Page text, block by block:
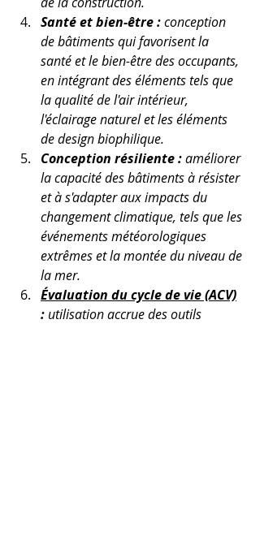
Santé et bien-être : conception
de bâtiments qui favorisent la
santé et le bien-être des occupants,
en intégrant des éléments tels que
la qualité de l'air intérieur,
l'éclairage naturel et les éléments
de design biophilique.
Conception résiliente : améliorer
la capacité des bâtiments à résister
et à s'adapter aux impacts du
changement climatique, tels que les
événements météorologiques
extrêmes et la montée du niveau de
la mer.
Évaluation du cycle de vie (ACV)
: utilisation accrue des outils